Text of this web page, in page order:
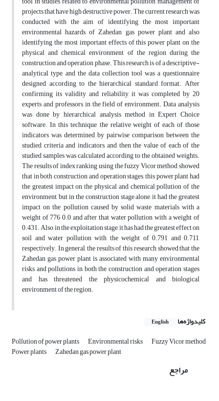
projects that have high destructive power. The current research was
conducted with the aim of identifying the most important
environmental hazards of Zahedan gas power plant and also
identifying the most important effects of this power plant on the
physical and chemical environment of the region during the
construction and operation phase. This research is of a descriptive-
analytical type, and the data collection tool was a questionnaire
designed according to the hierarchical standard format. After
confirming its validity and reliability, it was completed by 20
experts and professors in the field of environment. Data analysis
was done by hierarchical analysis method in Expert Choice
software. In this technique, the relative weight of each of those
indicators was determined by pairwise comparison between the
studied criteria and indicators, and then the value of each of the
studied samples was calculated according to the obtained weights.
The results of index ranking using the fuzzy Vicor method showed
that in both construction and operation stages, this power plant had
the greatest impact on the physical and chemical pollution of the
environment, but in the construction stage alone, it had the greatest
impact on the pollution caused by solid waste materials with a
weight of 776 0.0 and after that water pollution with a weight of
0.431. Also, in the exploitation stage, it has had the greatest effect on
soil and water pollution with the weight of 0.791 and 0.711,
respectively. In general, the results of this research showed that the
Zahedan gas power plant is associated with many environmental
risks and pollutions in both the construction and operation stages
and has threatened the physicochemical and biological
environment of the region.
کلیدواژه‌ها English
Pollution of power plants Environmental risks Fuzzy Vicor method
Power plants Zahedan gas power plant
مراجع